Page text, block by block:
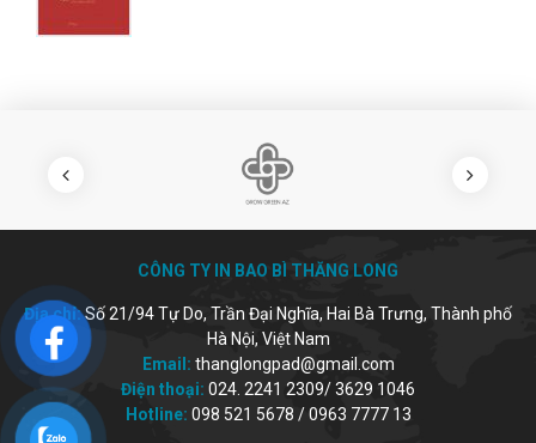
CÔNG TY IN BAO BÌ THĂNG LONG
Địa chỉ:Số 21/94 Tự Do, Trần Đại Nghĩa, Hai Bà Trưng, Thành phố
Hà Nội, Việt Nam
Email: thanglongpad@gmail.com
Điện thoại: 024. 2241 2309/ 3629 1046
Hotline: 098 521 5678 / 0963 7777 13